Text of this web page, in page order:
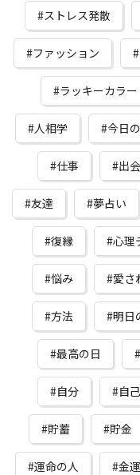
ストレス発散
ファッション
ラッキーカラー
人相学 今日
仕事 出
友達 夢占い
復縁 心理
悩み 愛さ
方法 明日
最高の日
自分 自
貯蓄 貯金
運命の人 金運